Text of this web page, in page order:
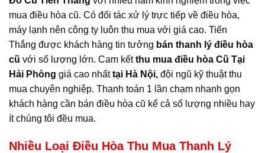
mua điều hòa cũ. Có đối tác xử lý trực tiếp về điều hòa,
máy lạnh nên công ty luôn thu mua với giá cao. Tiến
Thắng được khách hàng tin tưởng bán thanh lý điều hòa
cũ với số lượng lớn. Cam kếtthu mua điều hòa Cũ Tại
Hải Phòng giá cao nhấttại Hà Nội, đội ngũ kỹ thuật thu
mua chuyên nghiệp. Thanh toán 1 lần chạm nhanh gọn
khách hàng cần bán điều hòa cũ kể cả số lượng nhiều hay
ít chúng tôi đều mua.
Nhiều Loại Điều Hòa Thu Mua Thanh Lý